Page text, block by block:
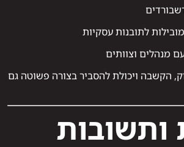
לתובנות עסקיות
מנהלים וצוותים
הקשבה ויכולת להסביר בצורה פשוטה גם
ותשובות